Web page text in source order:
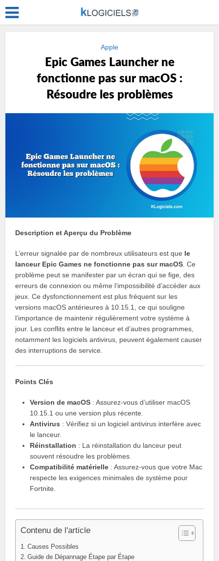
Apple
Epic Games Launcher ne
fonctionne pas sur macOS :
Résoudre les problèmes
Description et Aperçu du Problème
L’erreur signalée par de nombreux utilisateurs est que le
lanceur Epic Games ne fonctionne pas sur macOS . Ce
problème peut se manifester par un écran qui se fige, des
erreurs de connexion ou même l’impossibilité d’accéder aux
jeux. Ce dysfonctionnement est plus fréquent sur les
versions macOS antérieures à 10.15.1, ce qui souligne
l’importance de maintenir régulièrement votre système à
jour. Les conflits entre le lanceur et d’autres programmes,
notamment les logiciels antivirus, peuvent également causer
des interruptions de service.
Points Clés
Version de macOS : Assurez-vous d’utiliser macOS
10.15.1 ou une version plus récente.
Antivirus : Vérifiez si un logiciel antivirus interfère avec
le lanceur.
Réinstallation : La réinstallation du lanceur peut
souvent résoudre les problèmes.
Compatibilité matérielle : Assurez-vous que votre Mac
respecte les exigences minimales de système pour
Fortnite.
Contenu de l'article
Causes Possibles
Guide de Dépannage Étape par Étape